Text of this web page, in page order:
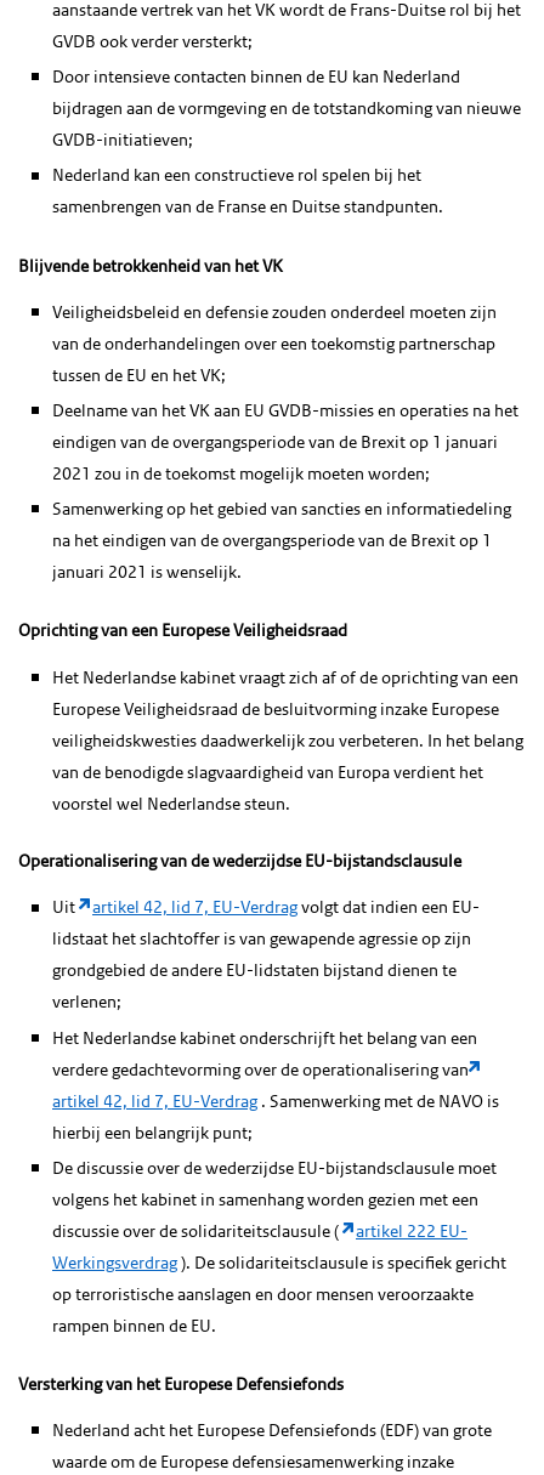
aanstaande vertrek van het VK wordt de Frans-Duitse rol bij het
GVDB ook verder versterkt;
Door intensieve contacten binnen de EU kan Nederland
bijdragen aan de vormgeving en de totstandkoming van nieuwe
GVDB-initiatieven;
Nederland kan een constructieve rol spelen bij het
samenbrengen van de Franse en Duitse standpunten.
Blijvende betrokkenheid van het VK
Veiligheidsbeleid en defensie zouden onderdeel moeten zijn
van de onderhandelingen over een toekomstig partnerschap
tussen de EU en het VK;
Deelname van het VK aan EU GVDB-missies en operaties na het
eindigen van de overgangsperiode van de Brexit op 1 januari
2021 zou in de toekomst mogelijk moeten worden;
Samenwerking op het gebied van sancties en informatiedeling
na het eindigen van de overgangsperiode van de Brexit op 1
januari 2021 is wenselijk.
Oprichting van een Europese Veiligheidsraad
Het Nederlandse kabinet vraagt zich af of de oprichting van een
Europese Veiligheidsraad de besluitvorming inzake Europese
veiligheidskwesties daadwerkelijk zou verbeteren. In het belang
van de benodigde slagvaardigheid van Europa verdient het
voorstel wel Nederlandse steun.
Operationalisering van de wederzijdse EU-bijstandsclausule
Uit artikel 42, lid 7, EU-Verdragvolgt dat indien een EU-
lidstaat het slachtoffer is van gewapende agressie op zijn
grondgebied de andere EU-lidstaten bijstand dienen te
verlenen;
Het Nederlandse kabinet onderschrijft het belang van een
verdere gedachtevorming over de operationalisering van
artikel 42, lid 7, EU-Verdrag . Samenwerking met de NAVO is
hierbij een belangrijk punt;
De discussie over de wederzijdse EU-bijstandsclausule moet
volgens het kabinet in samenhang worden gezien met een
discussie over de solidariteitsclausule (
artikel 222 EU-
Werkingsverdrag). De solidariteitsclausule is specifiek gericht
op terroristische aanslagen en door mensen veroorzaakte
rampen binnen de EU.
Versterking van het Europese Defensiefonds
Nederland acht het Europese Defensiefonds (EDF) van grote
waarde om de Europese defensiesamenwerking inzake